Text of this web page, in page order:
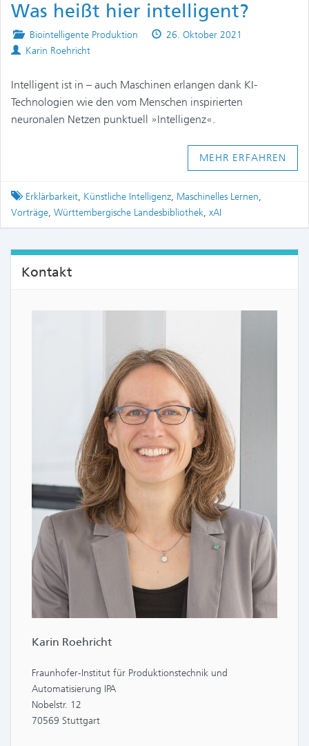
Was heißt hier intelligent?
Posted
in
Biointelligente Produktion
Published
26. Oktober 2021
Authors
Karin Roehricht
Intelligent ist in – auch Maschinen erlangen dank KI-
Technologien wie den vom Menschen inspirierten
neuronalen Netzen punktuell »Intelligenz«.
MEHR ERFAHREN
Tagged
Erklärbarkeit, Künstliche Intelligenz, Maschinelles Lernen,
Vorträge, Württembergische Landesbibliothek, xAI
Kontakt
Karin Roehricht
Fraunhofer-Institut für Produktionstechnik und
Automatisierung IPA
Nobelstr. 12
70569 Stuttgart